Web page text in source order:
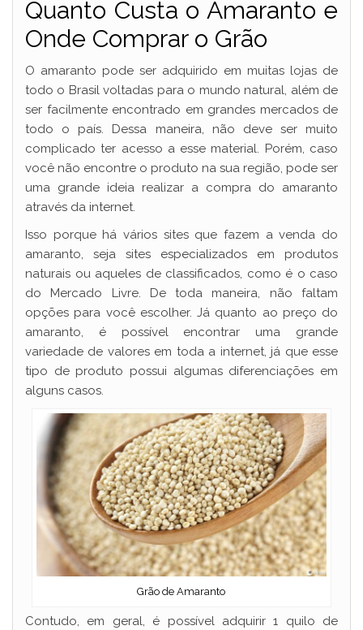
Quanto Custa o Amaranto e
Onde Comprar o Grão
O amaranto pode ser adquirido em muitas lojas de
todo o Brasil voltadas para o mundo natural, além de
ser facilmente encontrado em grandes mercados de
todo o país. Dessa maneira, não deve ser muito
complicado ter acesso a esse material. Porém, caso
você não encontre o produto na sua região, pode ser
uma grande ideia realizar a compra do amaranto
através da internet.
Isso porque há vários sites que fazem a venda do
amaranto, seja sites especializados em produtos
naturais ou aqueles de classificados, como é o caso
do Mercado Livre. De toda maneira, não faltam
opções para você escolher. Já quanto ao preço do
amaranto, é possível encontrar uma grande
variedade de valores em toda a internet, já que esse
tipo de produto possui algumas diferenciações em
alguns casos.
Grão de Amaranto
Contudo, em geral, é possível adquirir 1 quilo de